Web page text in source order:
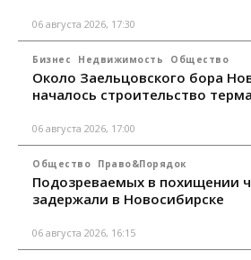
06 августа 2026, 17:30
Бизнес Недвижимость Общество
Около Заельцовского бора
началось строительство
06 августа 2026, 17:00
Общество Право&Порядок
Подозреваемых в похищении
задержали в Новосибирске
06 августа 2026, 16:15